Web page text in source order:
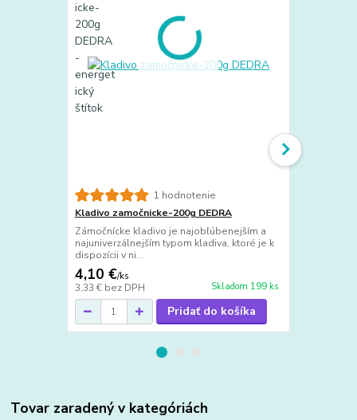
1 hodnotenie
Kladivo zamočnicke-200g DEDRA
Zámočnícke kladivo je najobľúbenejším a
najuniverzálnejším typom kladiva, ktoré je k
dispozícii v ni...
4,10 €/ks
3,33 € bez DPH Skladom 199 ks
Pridať do košíka
Tovar zaradený v kategóriách